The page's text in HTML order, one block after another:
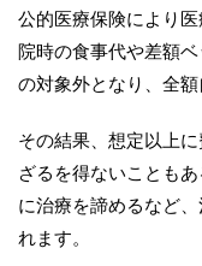
公的医療保険により
院時の食事代や差額
の対象外となり、全額
その結果、想定以上
ざるを得ないことも
に治療を諦めるなど
れます。